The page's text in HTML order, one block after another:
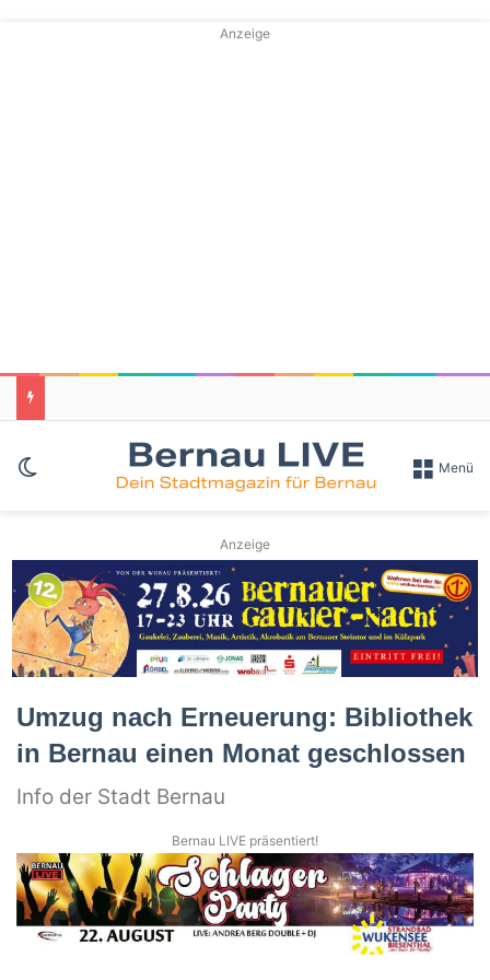
Anzeige
Skin umschalten Menü
Anzeige
Umzug nach Erneuerung: Bibliothek
in Bernau einen Monat geschlossen
Info der Stadt Bernau
Bernau LIVE präsentiert!